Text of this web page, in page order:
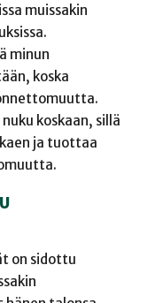
muissakin
minun
koska
koskaan, sillä
ja tuottaa
on sidottu